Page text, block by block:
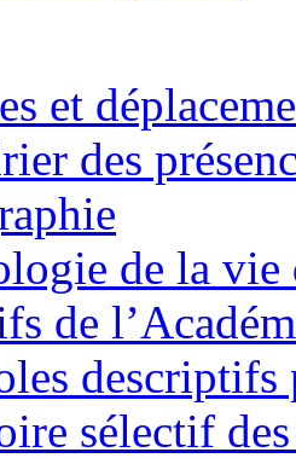
et
des
de la vie
de
descriptifs
sélectif